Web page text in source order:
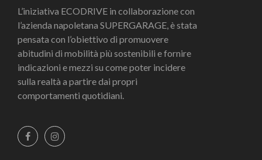
L’iniziativa ECODRIVE in collaborazione con
l’azienda napoletana SUPERGARAGE, è stata
pensata con l’obiettivo di promuovere
abitudini di mobilità più sostenibili e fornire
indicazioni e mezzi su come poter incidere
sulla realtà a partire dai propri
comportamenti quotidiani.